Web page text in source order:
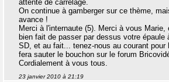
attente de carrelage.
On continue à gamberger sur ce thème,
avance !
Merci à l'internaute (5). Merci à vous
bien fait de passer par dessus votre épaule
SD, et au fait... tenez-nous au courant pour
fera sauter le bouchon sur le forum
Cordialement à vous tous.
23 janvier 2010 à 21:19